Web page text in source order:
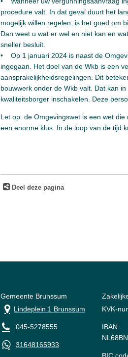
procedure valt. In dat geval duurt het
mogelijk willen regelen, is het goed om
Dan weet u wat er wel en niet kan en
sneller besluit.
• Op 1 januari 2024 is naast de
ingegaan. Het doel van de Wkb is een
aansprakelijkheidsregelingen. Dit
bouwwerk onder de Wkb valt. Dat kan in
kwaliteitsborger inschakelen. Deze
Let op: de Omgevingswet is een wet
een enorme klus. In de loop van de tijd
Deel deze pagina
Gemeente Brunssum
Lindeplein 1 Brunssum
045-5278555
31648165933
KVK-
IBAN: